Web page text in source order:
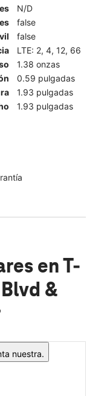
N/D
false
false
LTE: 2, 4, 12, 66
1.38 onzas
0.59 pulgadas
1.93 pulgadas
1.93 pulgadas
en T-
&
nuestra.